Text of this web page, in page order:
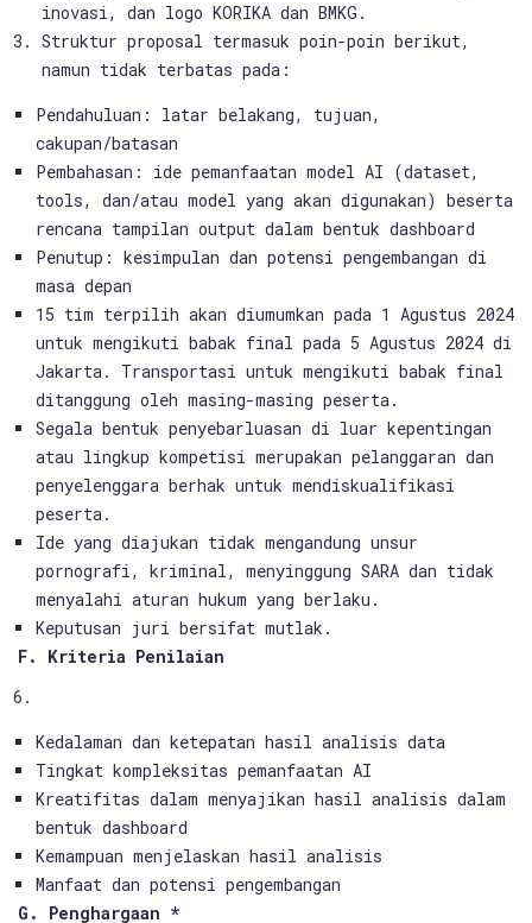
inovasi, dan logo KORIKA dan BMKG.
Struktur proposal termasuk poin-poin berikut,
namun tidak terbatas pada:
Pendahuluan: latar belakang, tujuan,
cakupan/batasan
Pembahasan: ide pemanfaatan model AI (dataset,
tools, dan/atau model yang akan digunakan) beserta
rencana tampilan output dalam bentuk dashboard
Penutup: kesimpulan dan potensi pengembangan di
masa depan
15 tim terpilih akan diumumkan pada 1 Agustus 2024
untuk mengikuti babak final pada 5 Agustus 2024 di
Jakarta. Transportasi untuk mengikuti babak final
ditanggung oleh masing-masing peserta.
Segala bentuk penyebarluasan di luar kepentingan
atau lingkup kompetisi merupakan pelanggaran dan
penyelenggara berhak untuk mendiskualifikasi
peserta.
Ide yang diajukan tidak mengandung unsur
pornografi, kriminal, menyinggung SARA dan tidak
menyalahi aturan hukum yang berlaku.
Keputusan juri bersifat mutlak.
F. Kriteria Penilaian
Kedalaman dan ketepatan hasil analisis data
Tingkat kompleksitas pemanfaatan AI
Kreatifitas dalam menyajikan hasil analisis dalam
bentuk dashboard
Kemampuan menjelaskan hasil analisis
Manfaat dan potensi pengembangan
G.
Penghargaan *